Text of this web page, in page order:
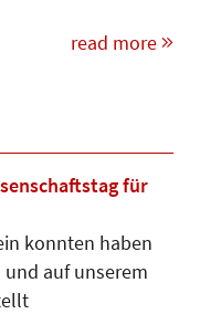
read more
für
konnten haben
auf unserem